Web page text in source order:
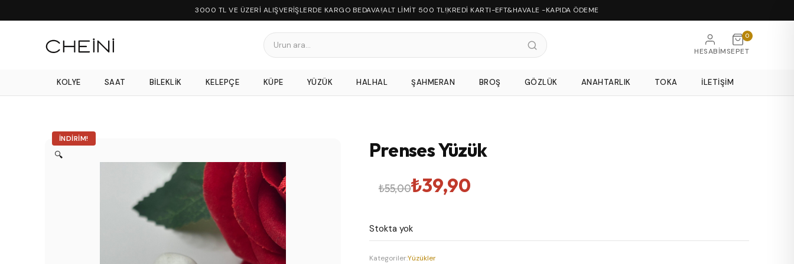
3000 TL VE ÜZERİ ALIŞVERİŞLERDE KARGO BEDAVA!ALT LİMİT 500 TL!KREDİ KARTI-EFT&HAVALE -KAPIDA ÖDEME
HESABIM
0
SEPET
KOLYE SAAT BILEKLIK KELEPÇE KÜPE YÜZÜK HALHAL ŞAHMERAN BROŞ GÖZLÜK ANAHTARLIK TOKA İLETIŞIM
İNDIRIM!
🔍 Prenses Yüzük
₺55,00
Orijinal
₺55,00.
₺39,90
Şu
fiyat:
Stokta yok
Kategoriler:Yüzükler